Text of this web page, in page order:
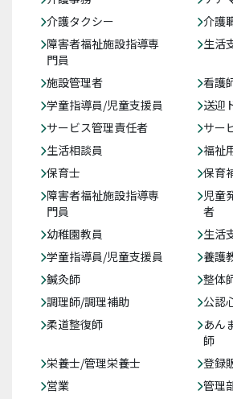
介護タクシー
介護
障害者福祉施設指導専
門員
生活
施設管理者
看護
学童指導員/児童支援員
送迎
サービス管理責任者
サー
生活相談員
福祉
保育士
保育
障害者福祉施設指導専
門員
児童
者
幼稚園教員
生活
学童指導員/児童支援員
養護
鍼灸師
整体
調理師/調理補助
公認
柔道整復師
あん
師
栄養士/管理栄養士
登録
営業
管理